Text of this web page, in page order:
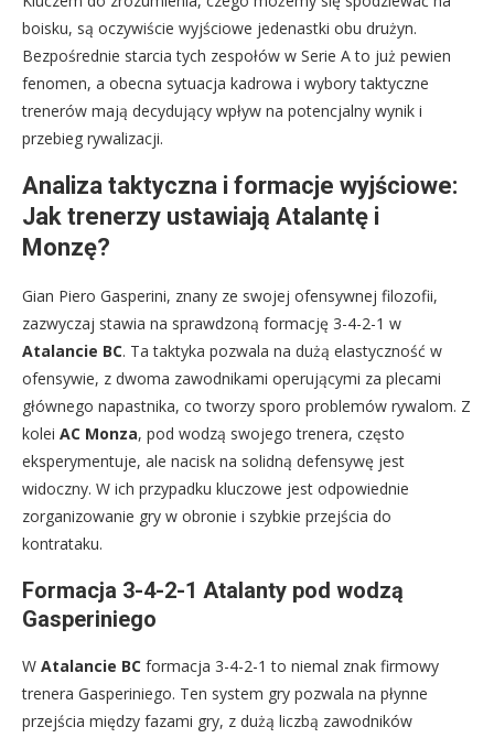
boisku, są oczywiście wyjściowe jedenastki obu drużyn.
Bezpośrednie starcia tych zespołów w Serie A to już pewien
fenomen, a obecna sytuacja kadrowa i wybory taktyczne
trenerów mają decydujący wpływ na potencjalny wynik i
przebieg rywalizacji.
Analiza taktyczna i formacje wyjściowe:
Jak trenerzy ustawiają Atalantę i
Monzę?
Gian Piero Gasperini, znany ze swojej ofensywnej filozofii,
zazwyczaj stawia na sprawdzoną formację 3-4-2-1 w
Atalancie BC. Ta taktyka pozwala na dużą elastyczność w
ofensywie, z dwoma zawodnikami operującymi za plecami
głównego napastnika, co tworzy sporo problemów rywalom. Z
kolei AC Monza, pod wodzą swojego trenera, często
eksperymentuje, ale nacisk na solidną defensywę jest
widoczny. W ich przypadku kluczowe jest odpowiednie
zorganizowanie gry w obronie i szybkie przejścia do
kontrataku.
Formacja 3-4-2-1 Atalanty pod wodzą
Gasperiniego
W Atalancie BC formacja 3-4-2-1 to niemal znak firmowy
trenera Gasperiniego. Ten system gry pozwala na płynne
przejścia między fazami gry, z dużą liczbą zawodników